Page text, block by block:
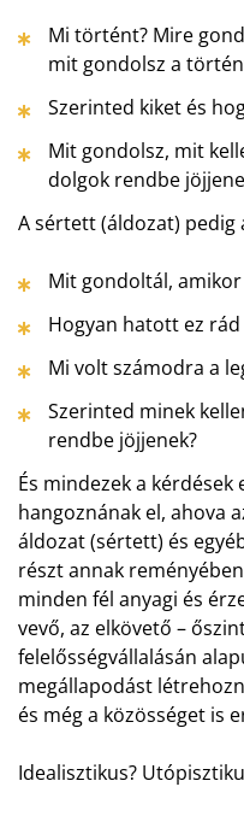
Mi történt? Mire
mit gondolsz a
Szerinted kiket és
Mit gondolsz, mit
dolgok rendbe
A sértett (áldozat) pedig
Mit gondoltál,
Hogyan hatott ez
Mi volt számodra a
Szerinted minek
rendbe jöjjenek?
És mindezek a
hangoznának el, ahova
áldozat (sértett) és
részt annak
minden fél anyagi és
vevő, az elkövető –
felelősségvállalásán
megállapodást
és még a közösséget is
Idealisztikus?